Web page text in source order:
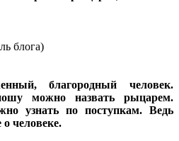
блога)
благородный человек.
можно назвать рыцарем.
узнать по поступкам. Ведь
о человеке.